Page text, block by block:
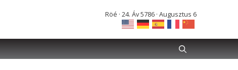
Röé · 24. Áv 5786 · Augusztus 6